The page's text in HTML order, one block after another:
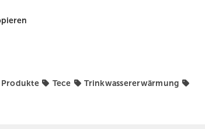
Produkte Tece
Trinkwassererwärmung